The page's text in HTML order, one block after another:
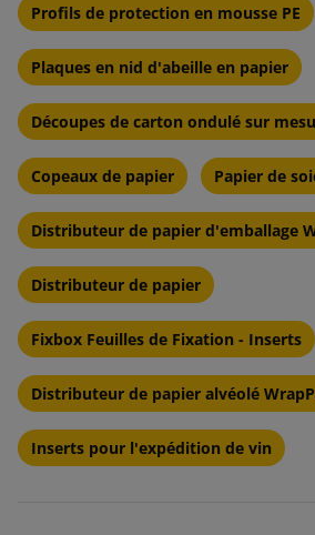
Profils de protection en mousse PE
Plaques en nid d'abeille en papier
Découpes de carton ondulé sur
Copeaux de papier Papier de
Distributeur de papier d'emballage
Distributeur de papier
Fixbox Feuilles de Fixation - Inserts
Distributeur de papier alvéolé
Inserts pour l'expédition de vin